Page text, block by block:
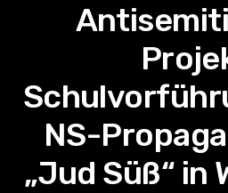
NS-
„Jud Süß“ in